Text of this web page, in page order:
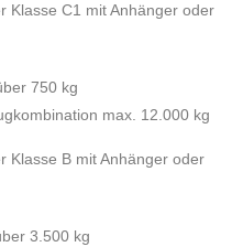
Klasse C1 mit Anhänger oder
750 kg
max. 12.000 kg
Klasse B mit Anhänger oder
3.500 kg